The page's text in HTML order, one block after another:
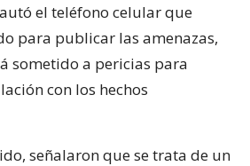
el teléfono celular que
para publicar las amenazas,
sometido a pericias para
con los hechos
señalaron que se trata de un